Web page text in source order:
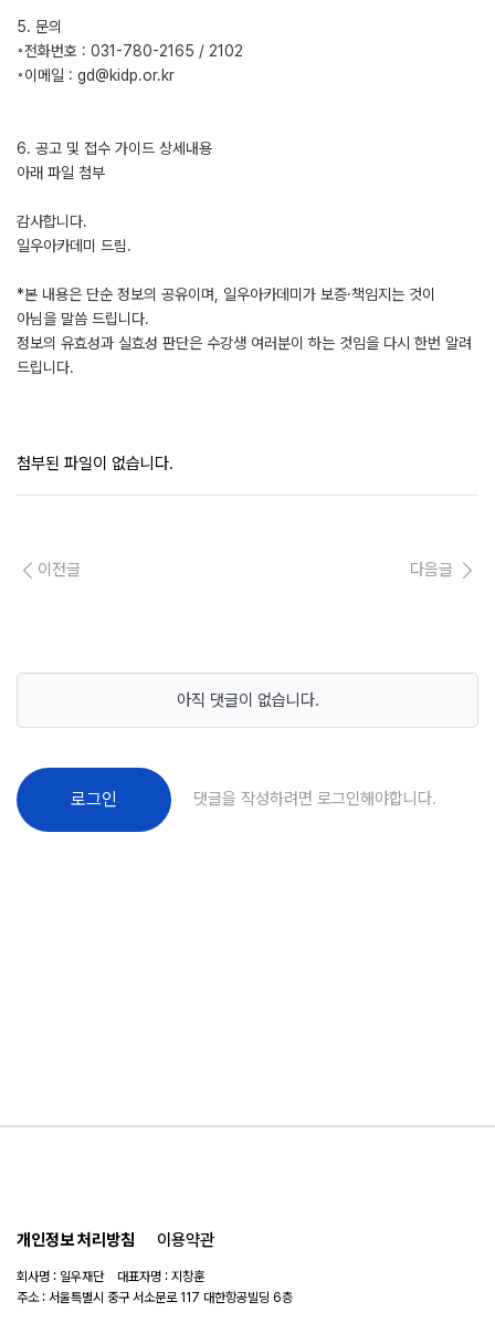
5. 문의
◦전화번호 : 031-780-2165 / 2102
◦이메일 : gd@kidp.or.kr
6. 공고 및 접수 가이드 상세내용
아래 파일 첨부
감사합니다.
일우아카데미 드림.
*본 내용은 단순 정보의 공유이며, 일우아카데미가 보증·책임지는 것이
아님을 말씀 드립니다.
정보의 유효성과 실효성 판단은 수강생 여러분이 하는 것임을 다시 한번 알려
드립니다.
첨부된 파일이 없습니다.
이전글 다음글
아직 댓글이 없습니다.
로그인 댓글을 작성하려면 로그인해야합니다.
개인정보 처리방침 이용약관
회사명 : 일우재단 대표자명 : 지창훈
주소 : 서울특별시 중구 서소문로 117 대한항공빌딩 6층